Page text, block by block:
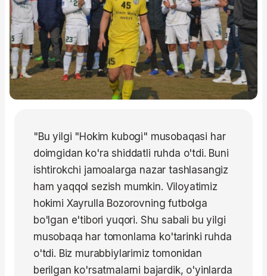
"Bu yilgi "Hokim kubogi" musobaqasi har
doimgidan ko'ra shiddatli ruhda o'tdi. Buni
ishtirokchi jamoalarga nazar tashlasangiz
ham yaqqol sezish mumkin. Viloyatimiz
hokimi Xayrulla Bozorovning futbolga
bo'lgan e'tibori yuqori. Shu sabali bu yilgi
musobaqa har tomonlama ko'tarinki ruhda
o'tdi. Biz murabbiylarimiz tomonidan
berilgan ko'rsatmalarni bajardik, o'yinlarda